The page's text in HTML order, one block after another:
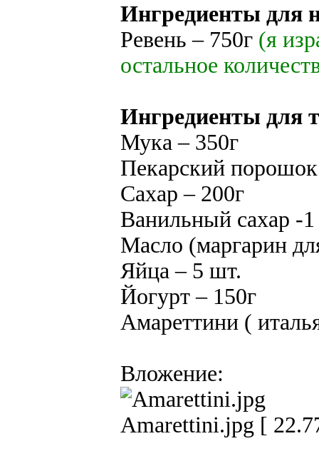
Ингредиенты для
Ревень – 750г (я
остальное
Ингредиенты для
Мука – 350г
Пекарский
Сахар – 200г
Ванильный сахар -
Масло (маргарин
Яйца – 5 шт.
Йогурт – 150г
Амареттини (
Вложение:
Amarettini.jpg [